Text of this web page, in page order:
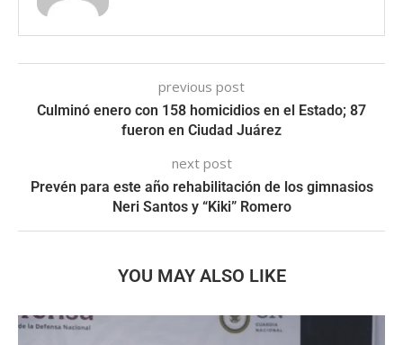
previous post
Culminó enero con 158 homicidios en el Estado; 87
fueron en Ciudad Juárez
next post
Prevén para este año rehabilitación de los gimnasios
Neri Santos y “Kiki” Romero
YOU MAY ALSO LIKE